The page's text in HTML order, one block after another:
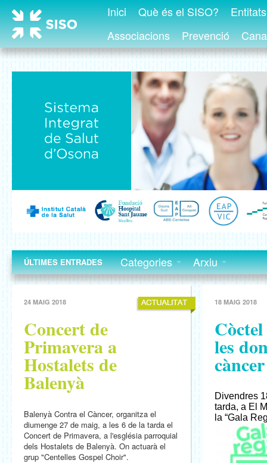
Inici Què és el SISO?
Associacions
Prevenció
ÚLTIMES ENTRADES Categories Arxiu
24 MAIG 2018
Concert de
Primavera a
Hostalets de
Balenyà
Balenyà Contra el Càncer, organitza el
diumenge 27 de maig, a les 6 de la tarda el
Concert de Primavera, a l'església parroquial
dels Hostalets de Balenyà. On actuarà el
grup "Centelles Gospel Choir".
18 MAIG 2018
les
Divendres
tarda, a El
la “Gala